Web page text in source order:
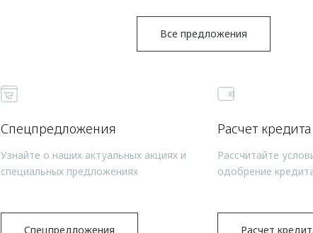
Все предложения
Спецпредложения
Узнайте о наших актуальных акциях и
специальных предложениях
Спецпредложения
Расчет кредита
Рассчитайте
одобрение
Расчет